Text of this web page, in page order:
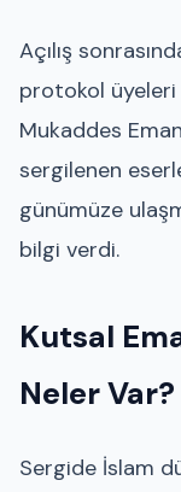
Açılış
protokol üyeleri
Mukaddes
sergilenen
günümüze
bilgi verdi.
Kutsal
Neler Var?
Sergide İslam